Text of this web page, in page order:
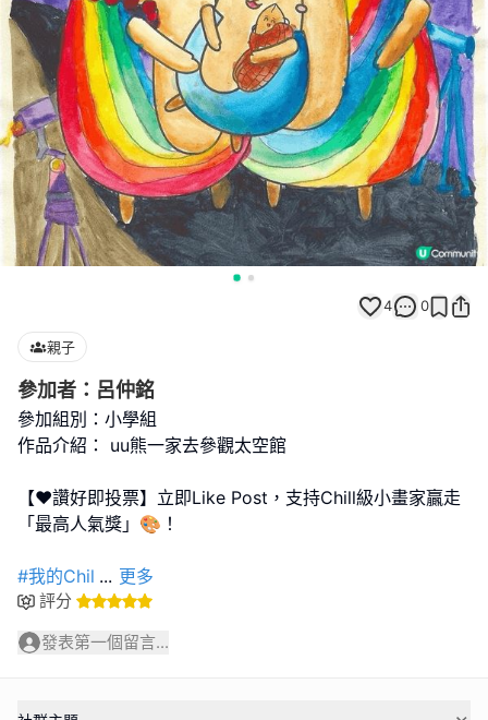
4 0
親子
參加者：呂仲銘
參加組別：小學組
作品介紹： uu熊一家去參觀太空館
【❤️讚好即投票】立即Like Post，支持Chill級小畫家贏走
「最高人氣獎」🎨！
#我的Chil ... 更多
評分
發表第一個留言...